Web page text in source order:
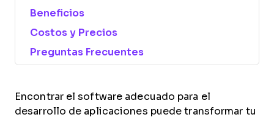
Beneficios
Costos y Precios
Preguntas Frecuentes
Encontrar el software adecuado para el
desarrollo de aplicaciones puede transformar tu